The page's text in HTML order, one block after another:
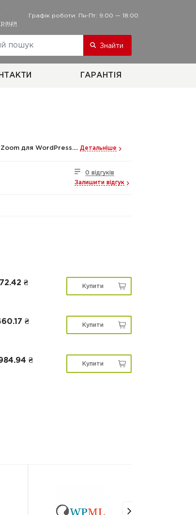
Графік роботи: Пн-Пт: 9:00 — 18:00
Знайти
ГАРАНТІЯ
для WordPress....Детальніше
0 відгуків
Залишити відгук
₴ Купити
₴ Купити
₴ Купити